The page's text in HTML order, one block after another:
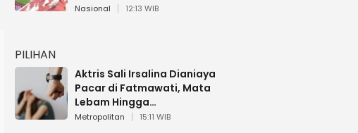
Bendera HUT RI di Istana
Nasional 12:13 WIB
PILIHAN
Aktris Sali Irsalina Dianiaya
Pacar di Fatmawati, Mata
Lebam Hingga
Diselamatkan Polantas
Metropolitan 15:11 WIB